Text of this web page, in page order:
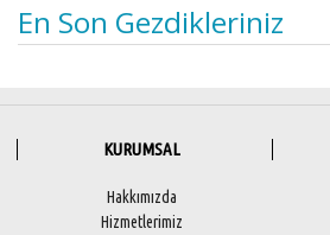
En Son Gezdikleriniz
KURUMSAL
Hakkımızda
Hizmetlerimiz